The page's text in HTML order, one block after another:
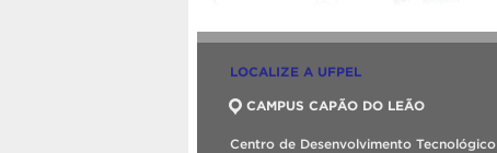
LOCALIZE A UFPEL
CAMPUS CAPÃO DO LEÃO
Centro de Desenvolvimento Tecnológico